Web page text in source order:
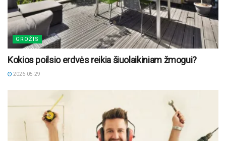
GROŽIS
Kokios poilsio erdvės reikia šiuolaikiniam žmogui?
2026-05-29